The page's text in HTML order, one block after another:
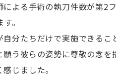
よる手術の執刀件数が第2
。
分たちだけで実施できるこ
う彼らの姿勢に尊敬の念
じました。